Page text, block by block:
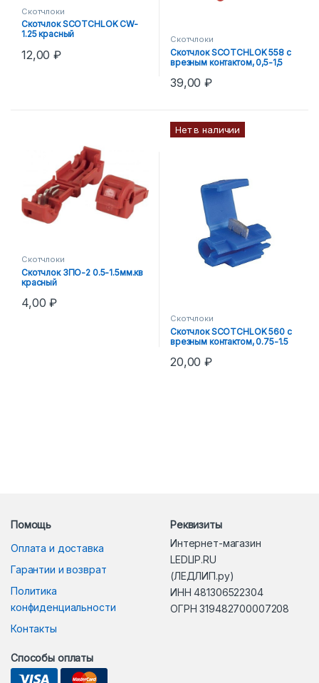
Скотчлоки
Скотчлок SCOTCHLOK CW-
1.25 красный
12,00₽
Скотчлоки
Скотчлок SCOTCHLOK 558 с
врезным контактом, 0,5-1,5
39,00₽
Скотчлоки
Скотчлок ЗПО-2 0.5-1.5мм.кв
красный
4,00₽
Нет в наличии
Скотчлоки
Скотчлок SCOTCHLOK 560 с
врезным контактом, 0.75-1.5
20,00₽
Помощь
Оплата и доставка
Гарантии и возврат
Политика
конфиденциальности
Контакты
Реквизиты
Интернет-магазин
LEDLIP.RU
(ЛЕДЛИП.ру)
ИНН 481306522304
ОГРН 319482700007208
Способы оплаты